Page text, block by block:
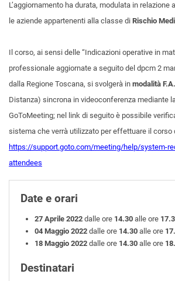
L’aggiornamento ha durata, modulata in relazione
le aziende appartenenti alla classe di Rischio
Il corso, ai sensi delle “Indicazioni operative in
professionale aggiornate a seguito del dpcm 2
dalla Regione Toscana, si svolgerà in modalità
Distanza) sincrona in videoconferenza mediante
GoToMeeting; nel link di seguito è possibile
sistema che verrà utilizzato per effettuare il corso
https://support.goto.com/meeting/help/system-
attendees
Date e orari
27 Aprile 2022 dalle ore 14.30 alle ore
04 Maggio 2022 dalle ore 14.30 alle ore
18 Maggio 2022 dalle ore 14.30 alle ore
Destinatari